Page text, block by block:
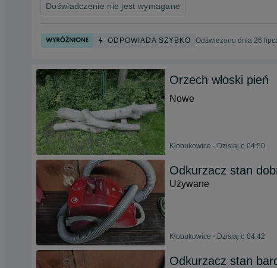
Doświadczenie nie jest wymagane
ODPOWIADA SZYBKO Odświeżono dnia 26
Orzech włoski pień
Nowe
Kłobukowice - Dzisiaj o 04:50
Odkurzacz stan
Używane
Kłobukowice - Dzisiaj o 04:42
Odkurzacz stan